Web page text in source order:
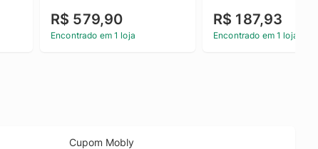
R$ 579,90
Encontrado em 1 loja
R$ 187,93
Encontrado em 1 loja
Cupom Mobly